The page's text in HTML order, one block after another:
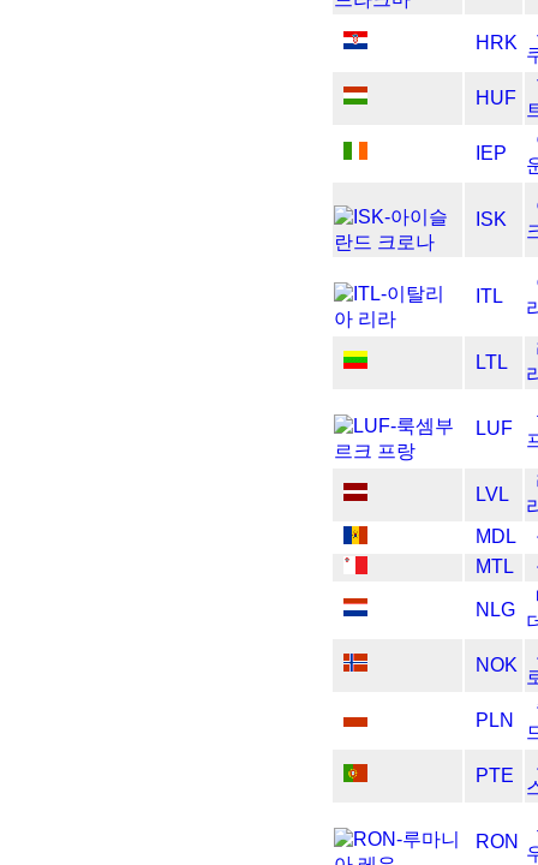
HRK
HUF
IEP
ISK
ITL
LTL
LUF
LVL
MDL
MTL
NLG
NOK
PLN
PTE
RON